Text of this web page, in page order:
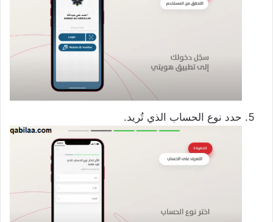
حدد نوع الحساب الذي تُريد.